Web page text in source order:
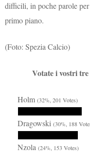
difficili, in poche parole per
primo piano.
(Foto: Spezia Calcio)
Votate i vostri
Holm(32%, 201 Votes)
Dragowski(30%, 188
Nzola(24%, 153 Votes)